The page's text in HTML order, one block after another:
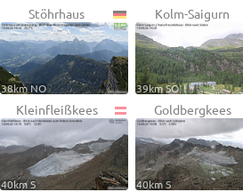
Stöhrhaus
38km NO
Kolm-Saigurn
39km SO
Kleinfleißkees
40km S
Goldbergkees
40km S